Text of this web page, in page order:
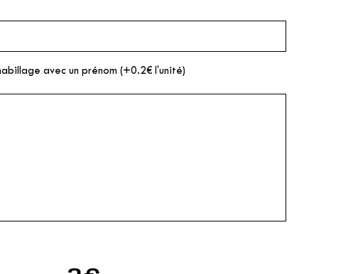
avec un prénom (+0.2€ l'unité)